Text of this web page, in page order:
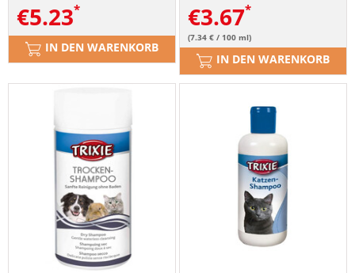
€5.23
IN DEN WARENKORB
€3.67
(7.34 € / 100 ml)
IN DEN WARENKORB